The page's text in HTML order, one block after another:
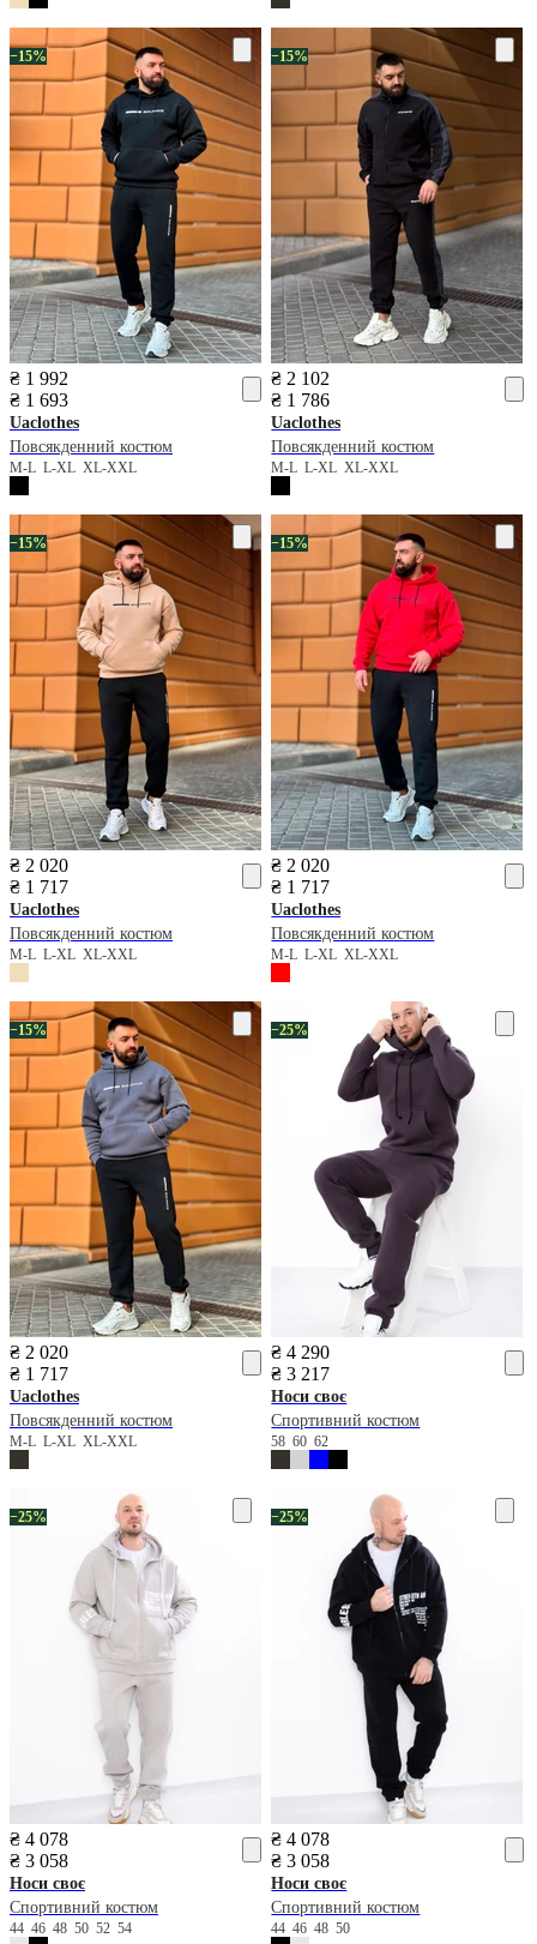
−15%
₴ 1 992
₴ 1 693
Uaclothes
Повсякденний костюм
M-L L-XL XL-XXL
−15%
₴ 2 102
₴ 1 786
Uaclothes
Повсякденний костюм
M-LL-XLXL-XXL
−15%
₴ 2 020
₴ 1 717
Uaclothes
Повсякденний костюм
M-L L-XL XL-XXL
−15%
₴ 2 020
₴ 1 717
Uaclothes
Повсякденний костюм
M-LL-XLXL-XXL
−15%
₴ 2 020
₴ 1 717
Uaclothes
Повсякденний костюм
M-L L-XL XL-XXL
−25%
₴ 4 290
₴ 3 217
Носи своє
Спортивний костюм
586062
−25%
₴ 4 078
₴ 3 058
Носи своє
Спортивний костюм
44 46 48 50 52 54
−25%
₴ 4 078
₴ 3 058
Носи своє
Спортивний костюм
44464850